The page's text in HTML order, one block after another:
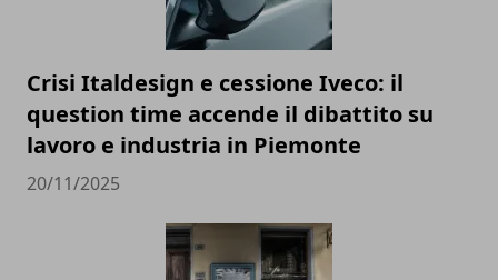
Crisi Italdesign e cessione Iveco: il
question time accende il dibattito su
lavoro e industria in Piemonte
20/11/2025